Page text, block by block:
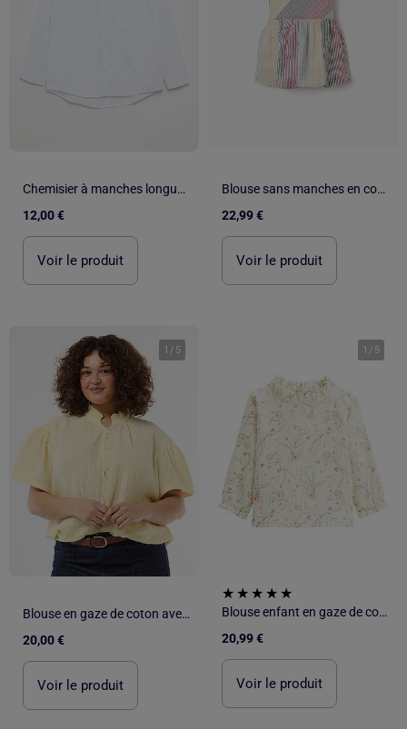
Chemisier à manches longues en coton
12,00 €
Voir le produit
Blouse sans manches en coton à rayures You&Me
22,99 €
Voir le produit
1 / 5
Blouse en gaze de coton avec col froncé
20,00 €
Voir le produit
1 / 5
Blouse enfant en gaze de coton Lison
20,99 €
Voir le produit